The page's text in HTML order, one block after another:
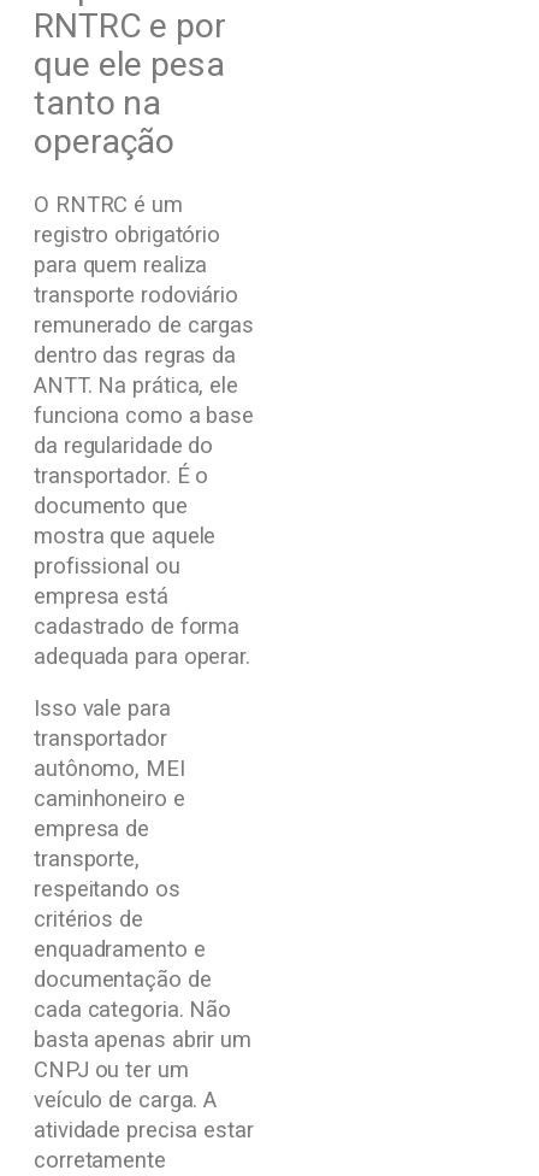
RNTRC e por
que ele pesa
tanto na
operação
O RNTRC é um
registro obrigatório
para quem realiza
transporte rodoviário
remunerado de cargas
dentro das regras da
ANTT. Na prática, ele
funciona como a base
da regularidade do
transportador. É o
documento que
mostra que aquele
profissional ou
empresa está
cadastrado de forma
adequada para operar.
Isso vale para
transportador
autônomo, MEI
caminhoneiro e
empresa de
transporte,
respeitando os
critérios de
enquadramento e
documentação de
cada categoria. Não
basta apenas abrir um
CNPJ ou ter um
veículo de carga. A
atividade precisa estar
corretamente